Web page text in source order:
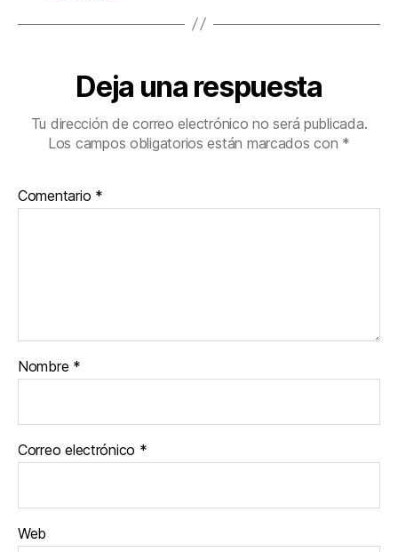
Deja una respuesta
Tu dirección de correo electrónico no será publicada.
Los campos obligatorios están marcados con *
Comentario *
Nombre *
Correo electrónico *
Web